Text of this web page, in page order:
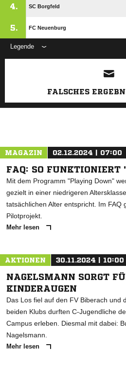
4. SC Borgfeld
5. FC Neuenburg
Legende
ANZEIGE
FALSCHES
MAGAZIN 02.12.2024 | 07:00
FAQ: SO FUNKTIONIERT
Mit dem Programm "Playing Down"
gezielt in einer niedrigeren
tatsächlichen Alter entspricht. Im FAQ
Pilotprojekt.
Mehr lesen
AKTIONEN 30.11.2024 | 10:00
NAGELSMANN SORGT
KINDERAUGEN
Das Los fiel auf den FV Biberach und
beiden Klubs durften C-Jugendliche
Campus erleben. Diesmal mit dabei:
Nagelsmann.
Mehr lesen